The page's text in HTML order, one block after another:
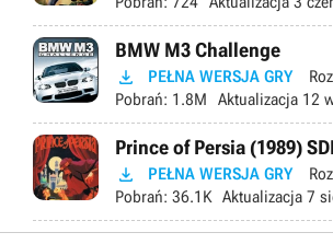
BMW M3 Challenge
 PEŁNA WERSJA GRY
Pobrań: 1.8M Aktualizacja 12
Prince of Persia (1989)
 PEŁNA WERSJA GRY
Pobrań: 36.1K Aktualizacja 7